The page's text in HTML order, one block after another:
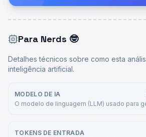
Para Nerds 🤓
Detalhes técnicos sobre como esta
inteligência artificial.
MODELO DE IA
O modelo de linguagem (LLM) usado para
TOKENS DE ENTRADA